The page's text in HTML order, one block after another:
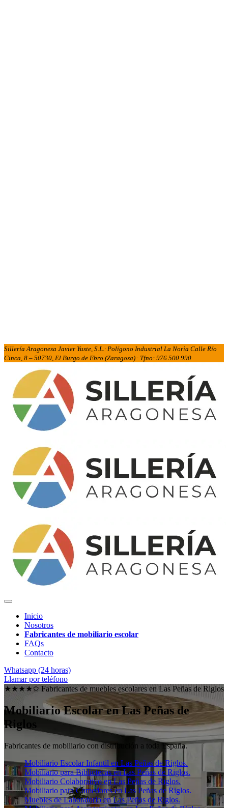
Sillería Aragonesa Javier Yuste, S.L.· Polígono Industrial La Noria Calle Río
Cinca, 8 – 50730, El Burgo de Ebro (Zaragoza) · Tfno: 976 500 990
Inicio
Nosotros
Fabricantes de mobiliario escolar
FAQs
Contacto
Whatsapp (24 horas)
Llamar por teléfono
★★★★✩ Fabricantes de muebles escolares en Las Peñas de Riglos
Mobiliario Escolar enLas Peñas de
Riglos
Fabricantes de mobiliario con distribución a toda España.
Mobiliario Escolar Infantil en Las Peñas de Riglos.
Mobiliario para Bibliotecas en Las Peñas de Riglos.
Mobiliario Colaborativo en Las Peñas de Riglos.
Mobiliario para Comedores en Las Peñas de Riglos.
Muebles de Laboratorio en Las Peñas de Riglos.